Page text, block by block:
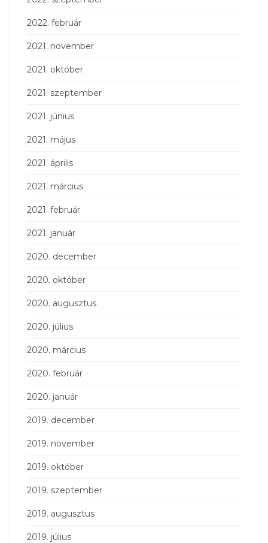
2022. február
2021. november
2021. október
2021. szeptember
2021. június
2021. május
2021. április
2021. március
2021. február
2021. január
2020. december
2020. október
2020. augusztus
2020. július
2020. március
2020. február
2020. január
2019. december
2019. november
2019. október
2019. szeptember
2019. augusztus
2019. július